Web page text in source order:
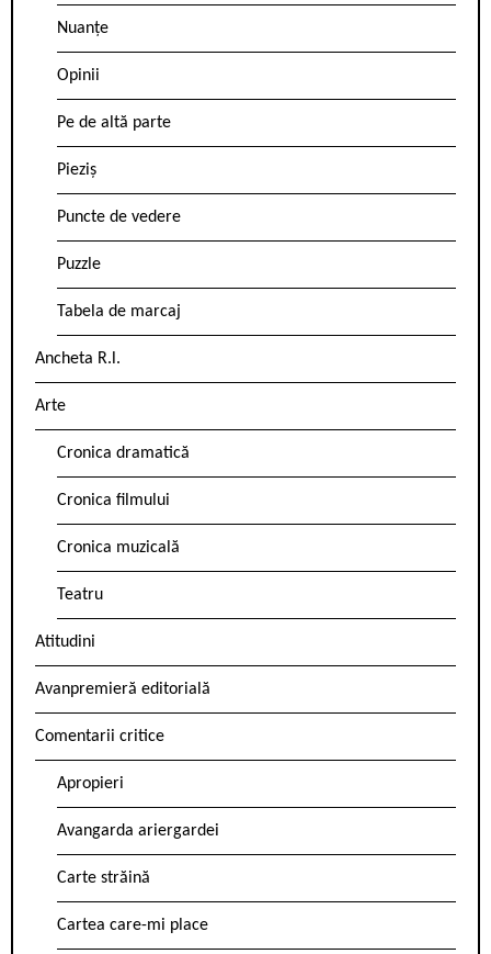
Nuanțe
Opinii
Pe de altă parte
Pieziș
Puncte de vedere
Puzzle
Tabela de marcaj
Ancheta R.l.
Arte
Cronica dramatică
Cronica filmului
Cronica muzicală
Teatru
Atitudini
Avanpremieră editorială
Comentarii critice
Apropieri
Avangarda ariergardei
Carte străină
Cartea care-mi place